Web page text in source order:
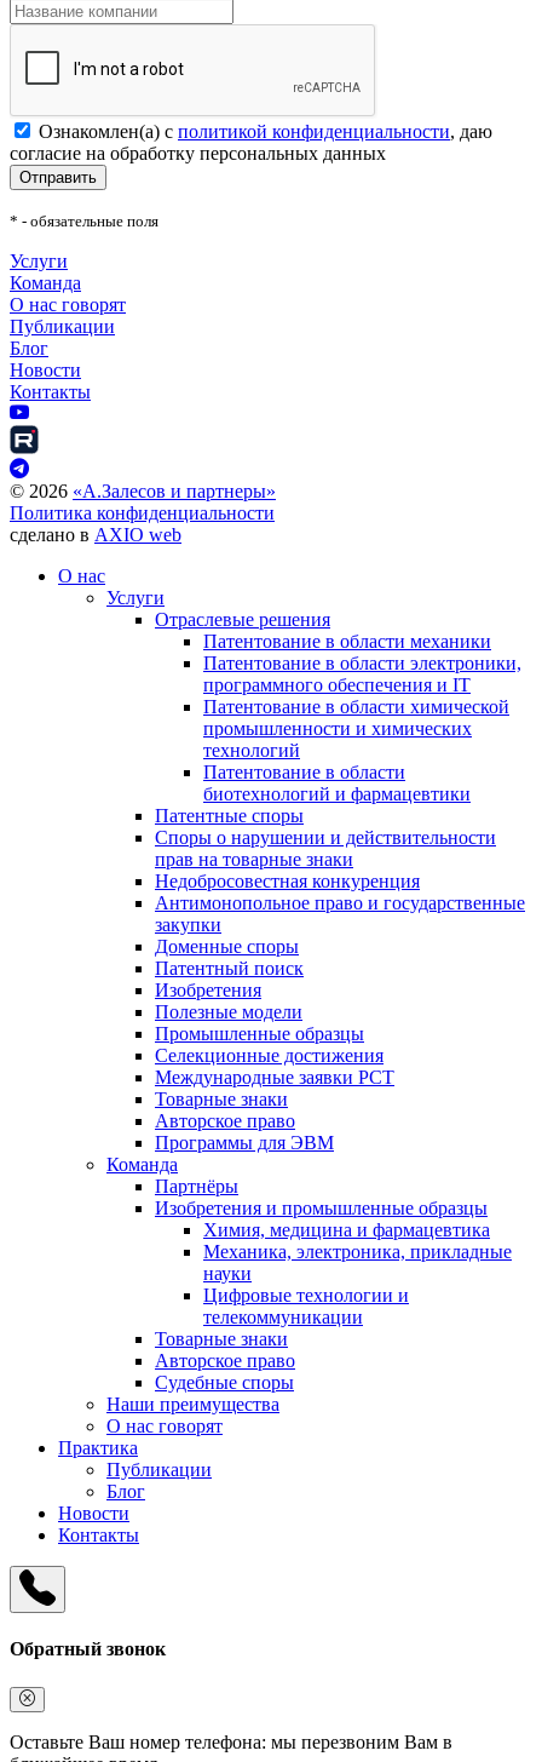
Ознакомлен(а) с политикой конфиденциальности, даю
согласие на обработку персональных данных
Отправить
* - обязательные поля
Услуги
Команда
О нас говорят
Публикации
Блог
Новости
Контакты
© 2026 «А.Залесов и партнеры»
Политика конфиденциальности
сделано в AXIO web
О нас
Услуги
Отраслевые решения
Патентование в области механики
Патентование в области электроники,
программного обеспечения и IT
Патентование в области химической
промышленности и химических
технологий
Патентование в области
биотехнологий и фармацевтики
Патентные споры
Споры о нарушении и действительности
прав на товарные знаки
Недобросовестная конкуренция
Антимонопольное право и государственные
закупки
Доменные споры
Патентный поиск
Изобретения
Полезные модели
Промышленные образцы
Селекционные достижения
Международные заявки PCT
Товарные знаки
Авторское право
Программы для ЭВМ
Команда
Партнёры
Изобретения и промышленные образцы
Химия, медицина и фармацевтика
Механика, электроника, прикладные
науки
Цифровые технологии и
телекоммуникации
Товарные знаки
Авторское право
Судебные споры
Наши преимущества
О нас говорят
Практика
Публикации
Блог
Новости
Контакты
Обратный звонок
Оставьте Ваш номер телефона: мы перезвоним Вам в